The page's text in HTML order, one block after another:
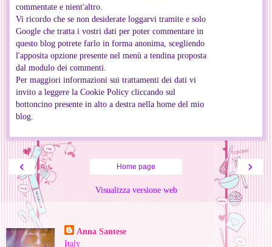
commentate e nient'altro.
Vi ricordo che se non desiderate loggarvi tramite e solo
Google che tratta i vostri dati per poter commentare in
questo blog potrete farlo in forma anonima, scegliendo
l'apposita opzione presente nel menù a tendina proposta
dal modulo dei commenti.
Per maggiori informazioni sui trattamenti dei dati vi
invito a leggere la Cookie Policy cliccando sul
bottoncino presente in alto a destra nella home del mio
blog.
‹ ›
Home page
Visualizza versione web
Informazioni personali
Anna Santese
Italy